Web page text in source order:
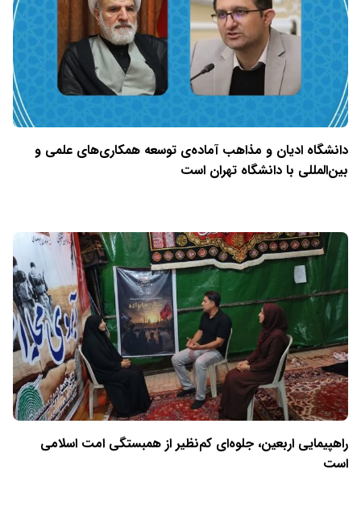
دانشگاه ادیان و مذاهب آماده‌ی توسعه همکاری‌های علمی و
بین‌المللی با دانشگاه تهران است
راهپیمایی اربعین، جلوه‌ای کم‌نظیر از همبستگی امت اسلامی
است